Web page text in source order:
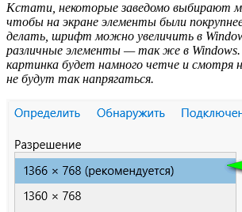
Кстати, некоторые заведомо выбирают
чтобы на экране элементы были
делать, шрифт можно увеличить в
различные элементы — так же в
картинка будет намного четче и смотря
не будут так напрягаться.